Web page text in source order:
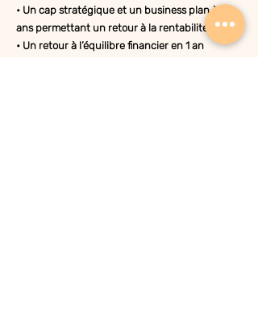
• Un cap stratégique et un business plan à 3
ans permettant un retour à la rentabilité
• Un retour à l’équilibre financier en 1 an